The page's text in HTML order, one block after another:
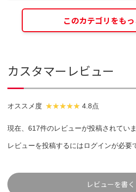
このカテゴリをも
カスタマーレビュー
オススメ度 4.8点
現在、617件のレビューが投稿されていま
レビューを投稿するにはログインが必要
レビューを書く